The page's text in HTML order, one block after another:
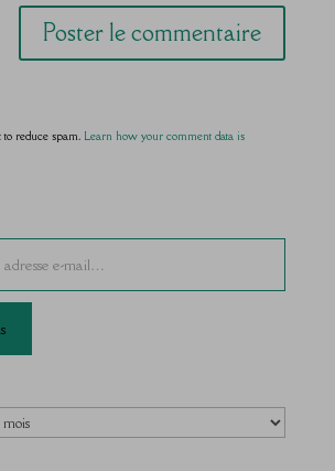
reduce spam. Learn how your comment data is